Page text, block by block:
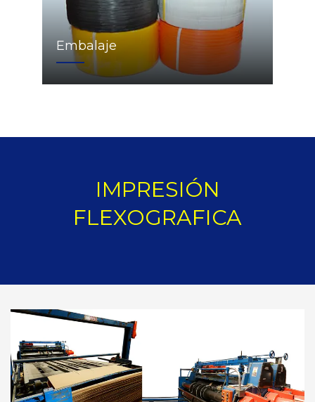
Embalaje
IMPRESIÓN
FLEXOGRAFICA